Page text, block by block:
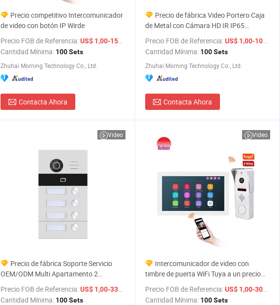
Precio competitivo Intercomunicador
de video con botón IP Wirde
Precio FOB de Referencia:US$ 1,00-150,00
/ Set
Cantidad Mínima: 100 Sets
Zhuhai Morning Technology Co., Ltd.
Contacta Ahora
Precio de fábrica Video Portero Caja
de Metal con Cámara HD IR IP65
Estación Exterior Timbre Inteligente
Seguridad para el Hogar 7" Monitor TFT
LCD Portero IP Timbre
Precio FOB de Referencia:US$ 1,00-100,00
Cantidad Mínima: 100 Sets
Zhuhai Morning Technology Co., Ltd.
Contacta Ahora
Video
Precio de fábrica Soporte Servicio
OEM/ODM Multi Apartamento 2
Teléfono de video por cable WiFi Tuya
Precio FOB de Referencia:US$ 1,00-330,00
/ Set
Cantidad Mínima: 100 Sets
Video
Intercomunicador de video con
timbre de puerta WiFi Tuya a un precio
competitivo para el mercado global
Precio FOB de Referencia:US$ 1,00-300,00
Cantidad Mínima: 100 Sets